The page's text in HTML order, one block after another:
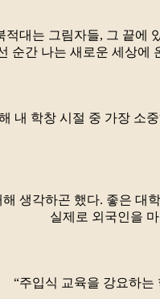
대는 그림자들, 그 끝에
순간 나는 새로운 세상에
내 학창 시절 중 가장 소
생각하곤 했다. 좋은
실제로 외국인을
“주입식 교육을 강요하